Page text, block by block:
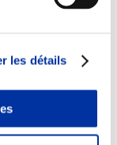
les détails
métiers